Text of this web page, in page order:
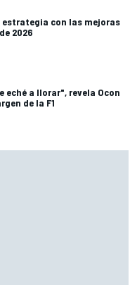
estrategia con las mejoras
2026
eché a llorar", revela Ocon
de la F1